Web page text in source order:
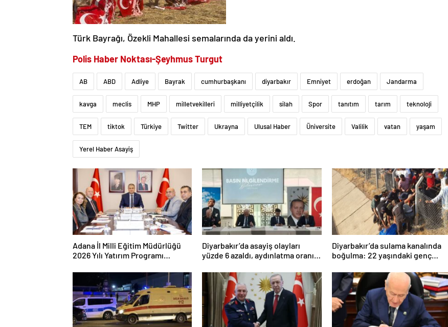
Türk Bayrağı, Özekli Mahallesi semalarında da yerini aldı.
Polis Haber Noktası-Şeyhmus Turgut
AB ABD Adliye Bayrak cumhurbaşkanı diyarbakır Emniyet erdoğan Jandarma
kavga meclis MHP milletvekilleri milliyetçilik silah Spor tanıtım tarım teknoloji
TEM tiktok Türkiye Twitter Ukrayna Ulusal Haber Üniversite Valilik vatan yaşam
Yerel Haber Asayiş
Adana İl Milli Eğitim Müdürlüğü
2026 Yılı Yatırım Programı
Diyarbakır’da asayiş olayları
yüzde 6 azaldı, aydınlatma oranı
Diyarbakır’da sulama kanalında
boğulma: 22 yaşındaki genç